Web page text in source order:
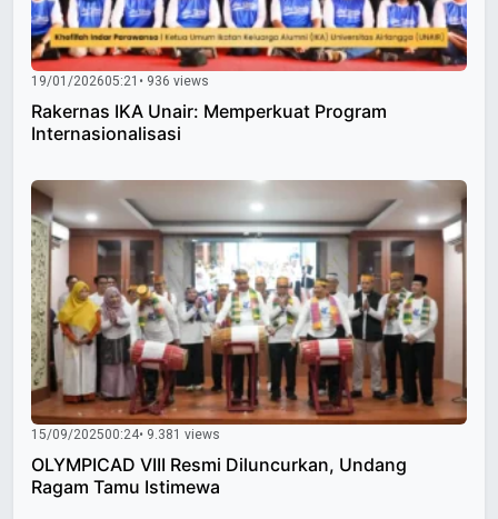
19/01/202605:21 • 936 views
Rakernas IKA Unair: Memperkuat Program
Internasionalisasi
15/09/202500:24• 9.381 views
OLYMPICAD VIII Resmi Diluncurkan, Undang
Ragam Tamu Istimewa